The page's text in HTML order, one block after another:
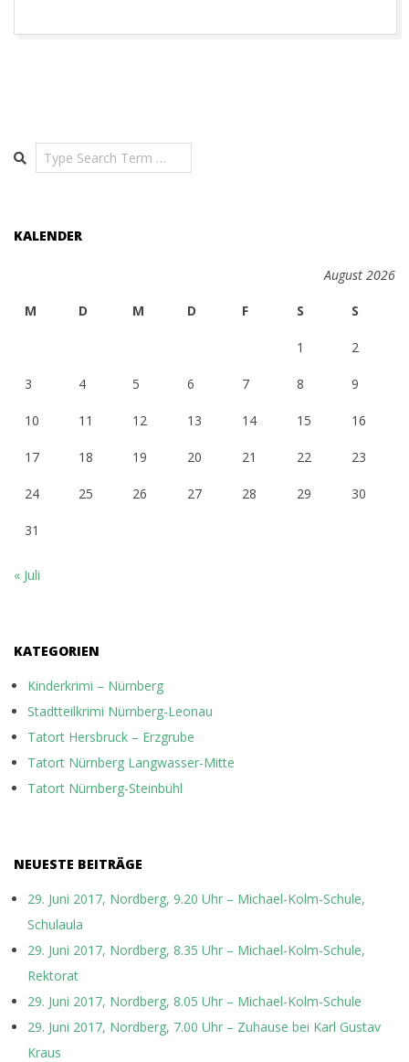
Search
KALENDER
August 2026
M D M D F S S
1 2
3 4 5 6 7 8 9
10 11 12 13 14 15 16
17 18 19 20 21 22 23
24 25 26 27 28 29 30
31
« Juli
KATEGORIEN
Kinderkrimi – Nürnberg
Stadtteilkrimi Nürnberg-Leonau
Tatort Hersbruck – Erzgrube
Tatort Nürnberg Langwasser-Mitte
Tatort Nürnberg-Steinbühl
NEUESTE BEITRÄGE
29. Juni 2017, Nordberg, 9.20 Uhr – Michael-Kolm-Schule,
Schulaula
29. Juni 2017, Nordberg, 8.35 Uhr – Michael-Kolm-Schule,
Rektorat
29. Juni 2017, Nordberg, 8.05 Uhr – Michael-Kolm-Schule
29. Juni 2017, Nordberg, 7.00 Uhr – Zuhause bei Karl Gustav
Kraus